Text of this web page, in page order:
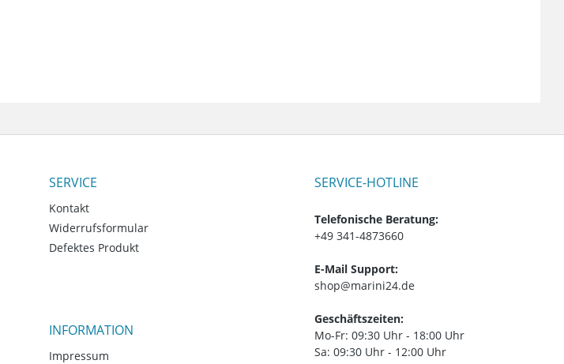
SERVICE
Kontakt
Widerrufsformular
Defektes Produkt
INFORMATION
Impressum
SERVICE-HOTLINE
Telefonische Beratung:
+49 341-4873660
E-Mail Support:
shop@marini24.de
Geschäftszeiten:
Mo-Fr: 09:30 Uhr - 18:00 Uhr
Sa: 09:30 Uhr - 12:00 Uhr